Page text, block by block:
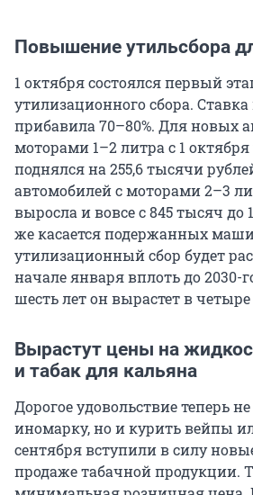
Повышение утильсбора
1 октября состоялся первый
утилизационного сбора.
прибавила 70–80%. Для новых
моторами 1–2 литра с 1 октября
поднялся на 255,6 тысячи
автомобилей с моторами 2–3
выросла и вовсе с 845 тысяч до
же касается подержанных
утилизационный сбор будет
начале января вплоть до
шесть лет он вырастет в четыре
Вырастут цены на
и табак для кальяна
Дорогое удовольствие теперь
иномарку, но и курить вейпы
сентября вступили в силу
продаже табачной продукции.